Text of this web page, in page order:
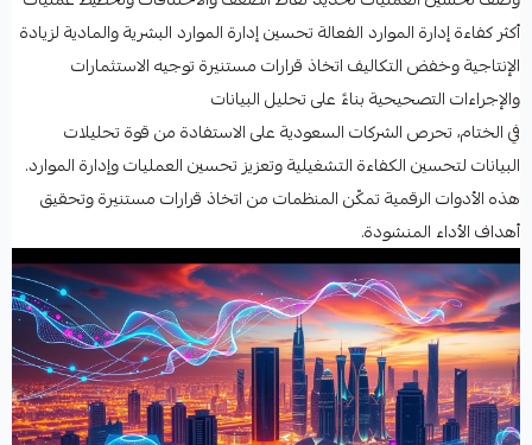
أكثر كفاءة إدارة الموارد الفعالة تحسين إدارة الموارد البشرية والمادية لزيادة
الإنتاجية وخفض التكاليف اتخاذ قرارات مستنيرة توجيه الاستثمارات
والإجراءات التصحيحية بناءً على تحليل البيانات
في الختام، تحرص الشركات السعودية على الاستفادة من قوة تحليلات
البيانات لتحسين الكفاءة التشغيلية وتعزيز تحسين العمليات وإدارة الموارد.
هذه الأدوات الرقمية تمكّن المنظمات من اتخاذ قرارات مستنيرة وتحقيق
أهداف الأداء المنشودة.